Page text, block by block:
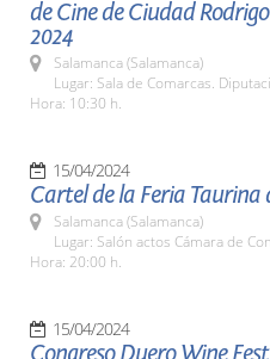
de Cine de Ciudad
2024
Salamanca (Salamanca)
Lugar: Sala de Comarcas.
Hora: 10:30 h.
15/04/2024
Cartel de la Feria Taurina
Salamanca (Salamanca)
Lugar: Salón actos Cámara de
Hora: 20:00 h.
15/04/2024